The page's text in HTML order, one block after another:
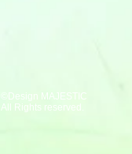
©Design MAJESTIC
All Rights reserved.